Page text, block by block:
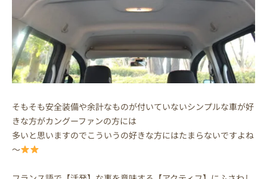
そもそも安全装備や余計なものが付いていないシンプルな車が好
きな方がカングーファンの方には
多いと思いますのでこういうの好きな方にはたまらないですよね
～